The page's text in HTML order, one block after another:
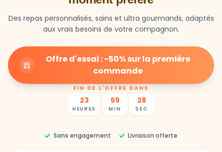
Des repas personnalisés, sains et ultra gourmands, adaptés
aux vrais besoins de votre compagnon.
Offre d'essai : -50% sur la première
commande
FIN DE L'OFFRE DANS
23
HEURES
59
MIN
27
SEC
Sans engagement Livraison offerte